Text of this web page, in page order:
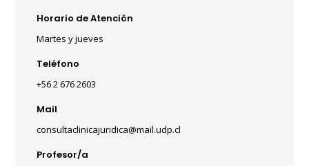
Horario de Atención
Martes y jueves
Teléfono
+56 2 676 2603
Mail
consultaclinicajuridica@mail.udp.cl
Profesor/a